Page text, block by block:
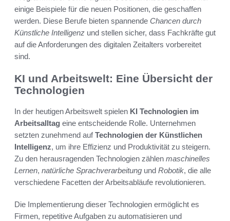
einige Beispiele für die neuen Positionen, die geschaffen
werden. Diese Berufe bieten spannende Chancen durch
Künstliche Intelligenz und stellen sicher, dass Fachkräfte gut
auf die Anforderungen des digitalen Zeitalters vorbereitet
sind.
KI und Arbeitswelt: Eine Übersicht der
Technologien
In der heutigen Arbeitswelt spielen KI Technologien im
Arbeitsalltag eine entscheidende Rolle. Unternehmen
setzten zunehmend aufTechnologien der Künstlichen
Intelligenz, um ihre Effizienz und Produktivität zu steigern.
Zu den herausragenden Technologien zählen maschinelles
Lernen, natürliche Sprachverarbeitung und Robotik, die alle
verschiedene Facetten der Arbeitsabläufe revolutionieren.
Die Implementierung dieser Technologien ermöglicht es
Firmen, repetitive Aufgaben zu automatisieren und